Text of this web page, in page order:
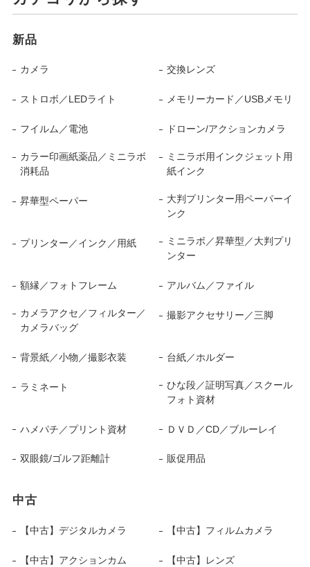
新品
カメラ 交換レンズ
ストロボ／LEDライト メモリーカード／USBメモリ
フイルム／電池 ドローン/アクションカメラ
カラー印画紙薬品／ミニラボ
消耗品
ミニラボ用インクジェット用
紙インク
昇華型ペーパー
大判プリンター用ペーパーイ
ンク
プリンター／インク／用紙
ミニラボ／昇華型／大判プリ
ンター
額縁／フォトフレーム アルバム／ファイル
カメラアクセ／フィルター／
カメラバッグ
撮影アクセサリー／三脚
背景紙／小物／撮影衣装 台紙／ホルダー
ラミネート
ひな段／証明写真／スクール
フォト資材
ハメパチ／プリント資材 ＤＶＤ／CD／ブルーレイ
双眼鏡/ゴルフ距離計 販促用品
中古
【中古】デジタルカメラ 【中古】フィルムカメラ
【中古】アクションカム 【中古】レンズ